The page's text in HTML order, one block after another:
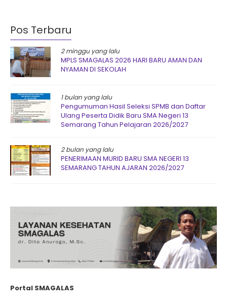
Pos Terbaru
2 minggu yang lalu
MPLS SMAGALAS 2026 HARI BARU AMAN DAN
NYAMAN DI SEKOLAH
1 bulan yang lalu
Pengumuman Hasil Seleksi SPMB dan Daftar
Ulang Peserta Didik Baru SMA Negeri 13
Semarang Tahun Pelajaran 2026/2027
2 bulan yang lalu
PENERIMAAN MURID BARU SMA NEGERI 13
SEMARANG TAHUN AJARAN 2026/2027
Portal SMAGALAS